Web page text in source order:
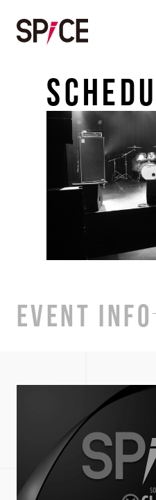
EVENT INFO